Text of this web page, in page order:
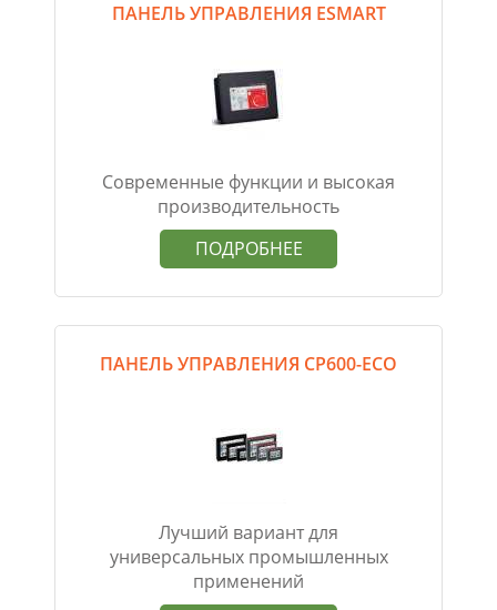
ПАНЕЛЬ УПРАВЛЕНИЯ ESMART
Современные функции и высокая
производительность
ПОДРОБНЕЕ
ПАНЕЛЬ УПРАВЛЕНИЯ CP600-ECO
Лучший вариант для
универсальных промышленных
применений